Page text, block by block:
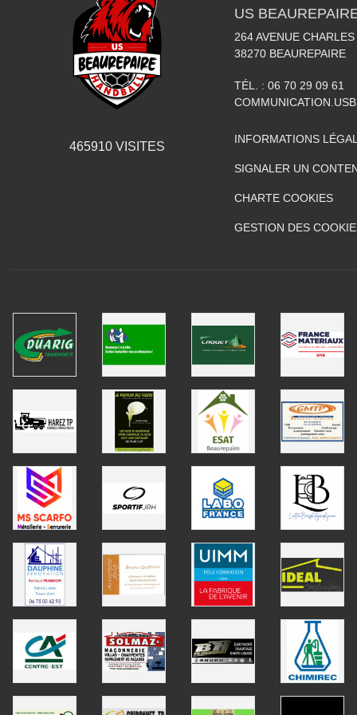
465910 VISITES
US
264 AVENUE
38270 BEAUREPAIRE
TÉL. : 06 70 29 09 61
INFORMATIONS
SIGNALER UN
CHARTE COOKIES
GESTION DES